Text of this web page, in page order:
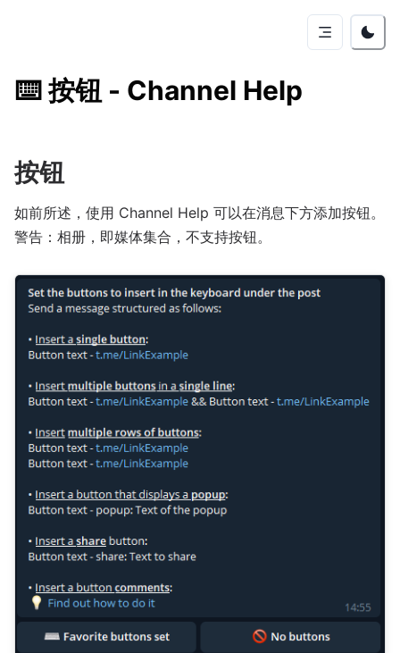
⌨️按钮 - Channel Help
按钮
如前所述，使用 Channel Help 可以在消息下方添加按钮。
警告：相册，即媒体集合，不支持按钮。